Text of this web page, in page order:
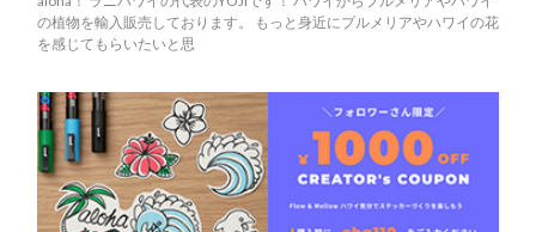
の植物を輸入販売しております。 もっと身近にプルメリアやハワイの花
を感じてもらいたいと思